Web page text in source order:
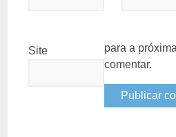
Site
para a
comentar.